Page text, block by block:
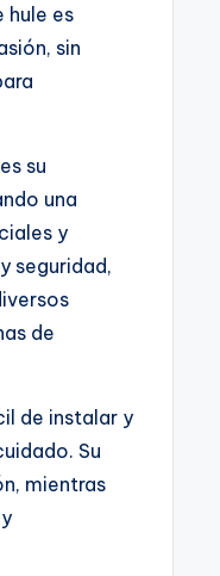
hule es
sin
su
una
y
seguridad,
de
de instalar y
Su
mientras